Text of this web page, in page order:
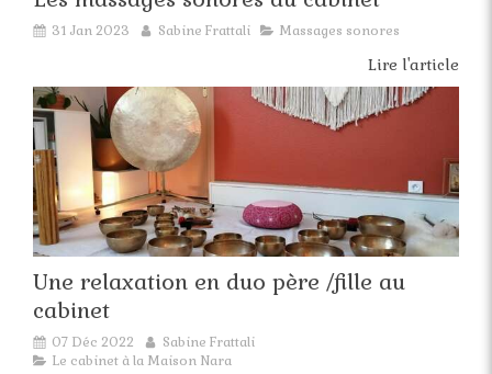
31 Jan 2023 Sabine Frattali Massages sonores
Lire l'article
Une relaxation en duo père /fille au
cabinet
07 Déc 2022
Sabine Frattali
Le cabinet à la Maison Nara